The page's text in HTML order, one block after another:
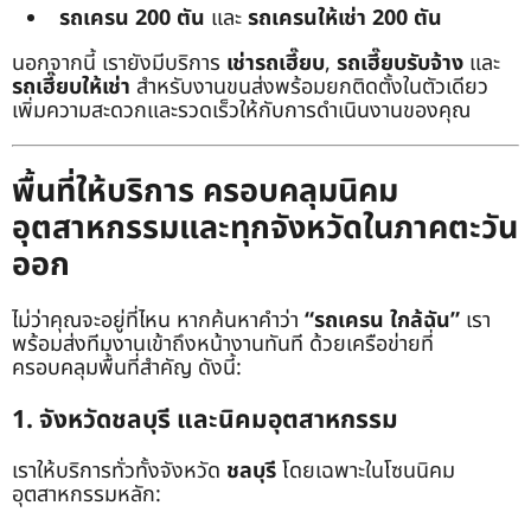
รถเครน 200 ตัน และรถเครนให้เช่า 200 ตัน
นอกจากนี้ เรายังมีบริการ เช่ารถเฮี๊ยบ, รถเฮี๊ยบรับจ้าง และ
รถเฮี๊ยบให้เช่า สำหรับงานขนส่งพร้อมยกติดตั้งในตัวเดียว
เพิ่มความสะดวกและรวดเร็วให้กับการดำเนินงานของคุณ
พื้นที่ให้บริการ ครอบคลุมนิคม
อุตสาหกรรมและทุกจังหวัดในภาคตะวัน
ออก
ไม่ว่าคุณจะอยู่ที่ไหน หากค้นหาคำว่า “รถเครน ใกล้ฉัน” เรา
พร้อมส่งทีมงานเข้าถึงหน้างานทันที ด้วยเครือข่ายที่
ครอบคลุมพื้นที่สำคัญ ดังนี้:
1. จังหวัดชลบุรี และนิคมอุตสาหกรรม
เราให้บริการทั่วทั้งจังหวัด ชลบุรีโดยเฉพาะในโซนนิคม
อุตสาหกรรมหลัก: